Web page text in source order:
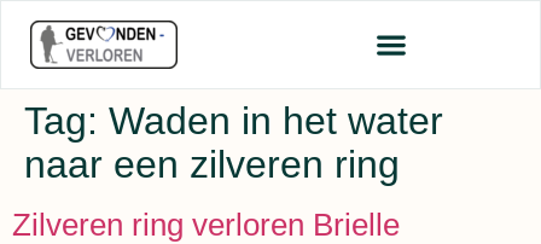
Tag: Waden in het water
naar een zilveren ring
Zilveren ring verloren Brielle